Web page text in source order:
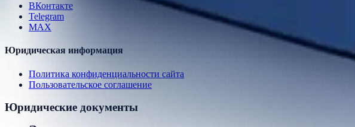
ВКонтакте
Telegram
MAX
Юридическая информация
Политика конфиденциальности сайта
Пользовательское соглашение
Юридические документы